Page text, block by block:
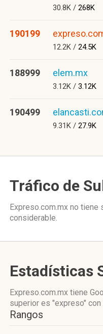
30.8K / 268K
190199
12.2K / 24.5K
188999 elem.mx
3.12K / 3.12K
190499
9.31K / 27.9K
Tráfico de
Expreso.com.mx no
considerable.
Estadísticas
Expreso.com.mx tiene
superior es "expreso" con
Rangos